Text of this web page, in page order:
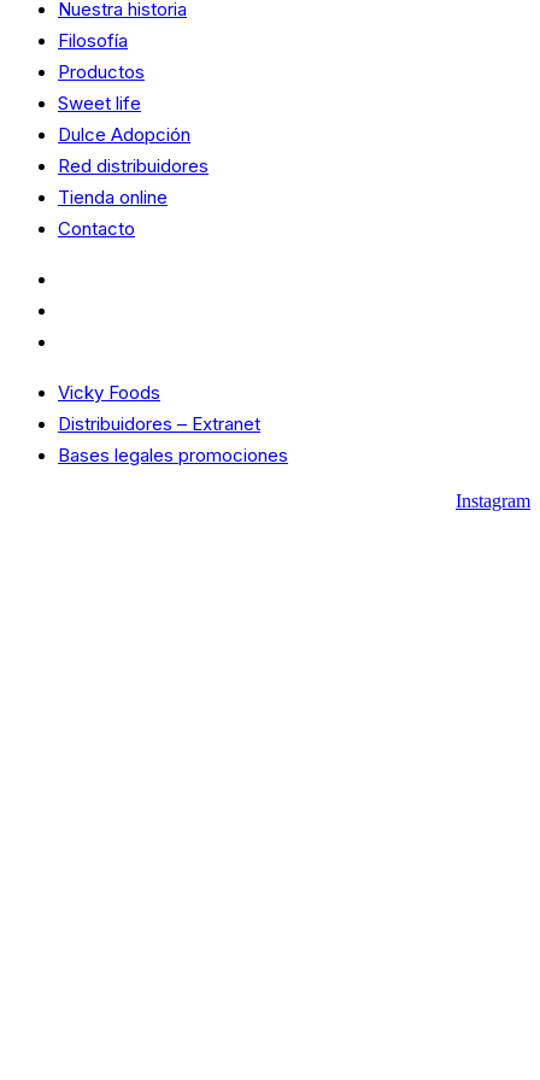
Nuestra historia
Filosofía
Productos
Sweet life
Dulce Adopción
Red distribuidores
Tienda online
Contacto
Vicky Foods
Distribuidores – Extranet
Bases legales promociones
Instagram